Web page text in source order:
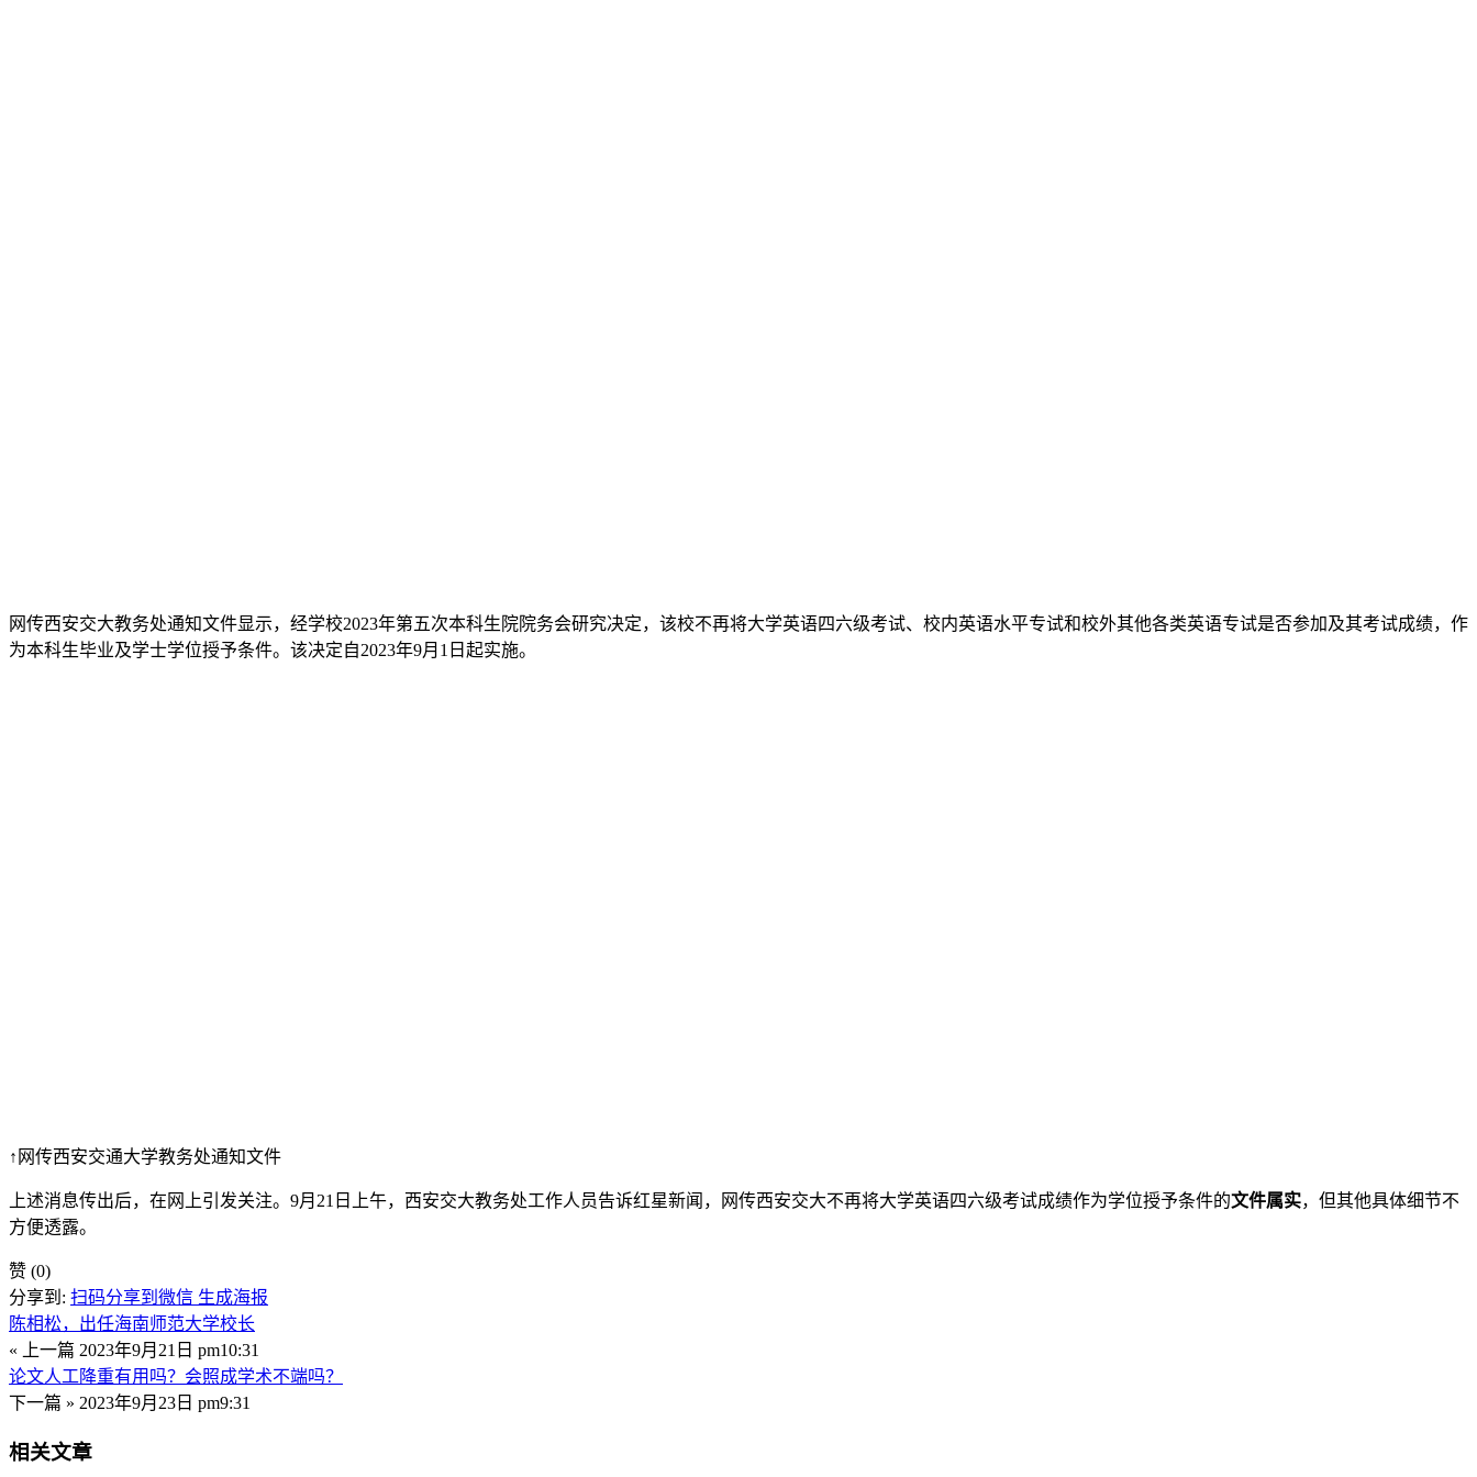
网传西安交大教务处通知文件显示，经学校2023年第五次本科生院院务会研究决定，该校不再将大学英语四六级考试、校内英语水平专试和校外其他各类英语专试是否参加及其考试成绩，作
为本科生毕业及学士学位授予条件。该决定自2023年9月1日起实施。
↑网传西安交通大学教务处通知文件
上述消息传出后，在网上引发关注。9月21日上午，西安交大教务处工作人员告诉红星新闻，网传西安交大不再将大学英语四六级考试成绩作为学位授予条件的文件属实，但其他具体细节不
方便透露。
赞 (0)
分享到: 扫码分享到微信 生成海报
陈相松，出任海南师范大学校长
« 上一篇 2023年9月21日 pm10:31
论文人工降重有用吗？会照成学术不端吗？
下一篇 » 2023年9月23日 pm9:31
相关文章